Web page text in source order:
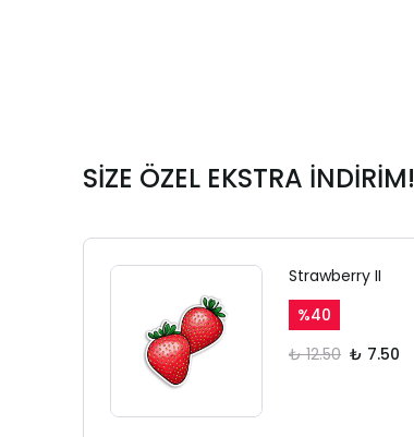
SİZE ÖZEL EKSTRA İNDİRİM!
Strawberry II
%40
₺ 12.50 ₺ 7.50